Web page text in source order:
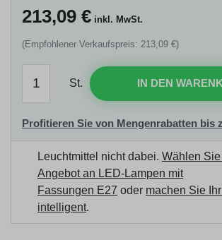
213,09 € inkl. MwSt.
(Empfohlener Verkaufspreis: 213,09 €)
St. IN DEN
Profitieren Sie von Mengenrabatten bis
Leuchtmittel nicht dabei. Wählen
Angebot an LED-Lampen mit
Fassungen E27 oder machen Sie
intelligent.